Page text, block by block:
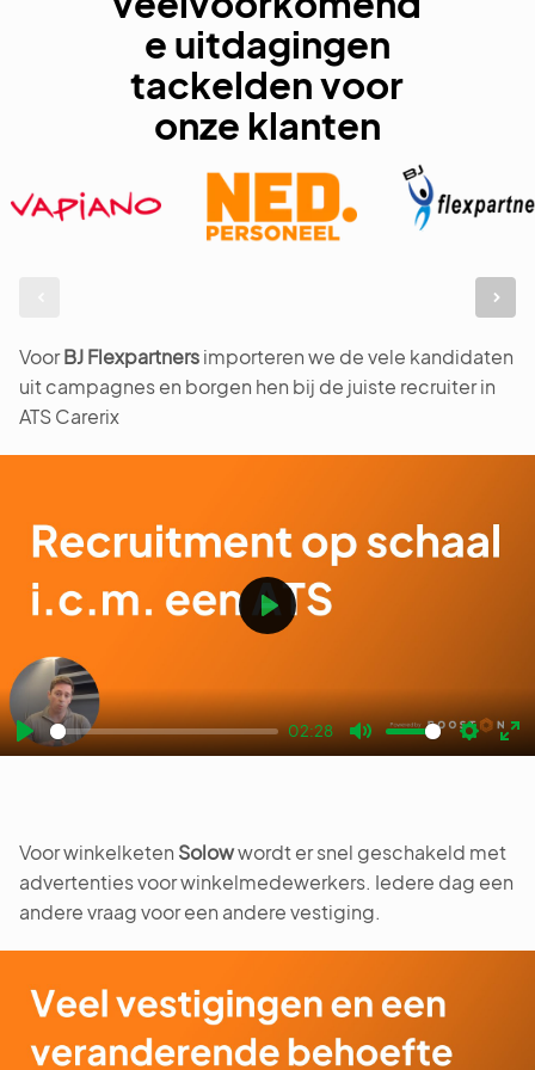
e uitdagingen
tackelden voor
onze klanten
VoorBJ Flexpartnersimporteren we de vele kandidaten
uit campagnes en borgen hen bij de juiste recruiter in
ATS Carerix
Play
02:28
Mute
Play
Voor winkelketen Solowwordt er snel geschakeld met
advertenties voor winkelmedewerkers. Iedere dag een
andere vraag voor een andere vestiging.